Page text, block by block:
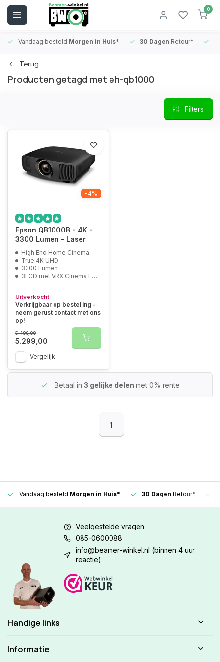
0
Vandaag besteld Morgen in Huis* 30 Dagen Retour*
Terug
Producten getagd met eh-qb1000
Filters
-4%
Epson QB1000B - 4K -
3300 Lumen - Laser
High End Home Cinema
True 4K UHD
3300 Lumen
3LCD met VRX Cinema Lens
Uitverkocht
Verkrijgbaar op bestelling -
neem gerust contact met ons
op!
5.499,00
5.299,00
Vergelijk
Betaal in 3 gelijke delen met 0% rente
1
Vandaag besteld Morgen in Huis* 30 Dagen Retour*
Veelgestelde vragen
085-0600088
info@beamer-winkel.nl (binnen 4 uur
reactie)
Handige links
Informatie